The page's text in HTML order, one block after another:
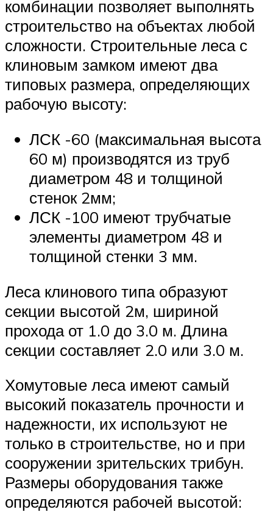
комбинации позволяет выполнять
строительство на объектах любой
сложности. Строительные леса с
клиновым замком имеют два
типовых размера, определяющих
рабочую высоту:
ЛСК -60 (максимальная высота
60 м) производятся из труб
диаметром 48 и толщиной
стенок 2мм;
ЛСК -100 имеют трубчатые
элементы диаметром 48 и
толщиной стенки 3 мм.
Леса клинового типа образуют
секции высотой 2м, шириной
прохода от 1.0 до 3.0 м. Длина
секции составляет 2.0 или 3.0 м.
Хомутовые леса имеют самый
высокий показатель прочности и
надежности, их используют не
только в строительстве, но и при
сооружении зрительских трибун.
Размеры оборудования также
определяются рабочей высотой: